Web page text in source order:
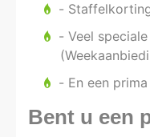
-
- Veel
- En een
Bent u een